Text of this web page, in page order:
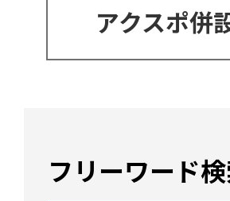
アクスポ併
フリーワード